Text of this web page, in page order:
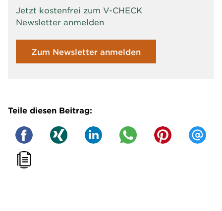
Jetzt kostenfrei zum V-CHECK
Newsletter anmelden
Zum Newsletter anmelden
Teile diesen Beitrag: